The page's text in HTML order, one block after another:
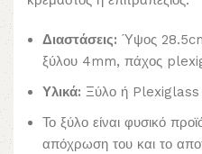
Διαστάσεις: Ύψος
ξύλου 4mm, πάχος
Υλικά: Ξύλο ή Plexiglass
Το ξύλο είναι φυσικό
απόχρωση του και το